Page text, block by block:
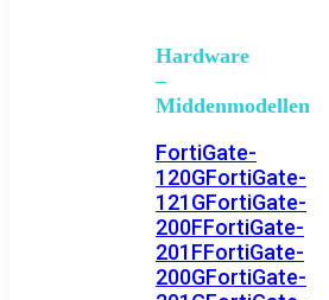
Hardware
–
Middenmodellen
FortiGate-
120GFortiGate-
121GFortiGate-
200FFortiGate-
201FFortiGate-
200GFortiGate-